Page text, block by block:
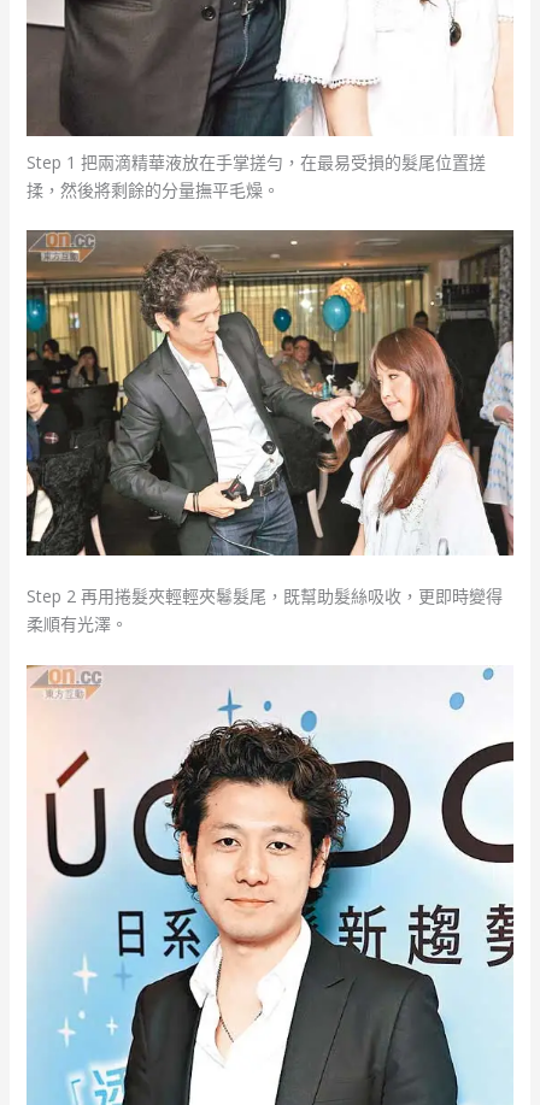
Step 1 把兩滴精華液放在手掌搓勻，在最易受損的髮尾位置搓
揉，然後將剩餘的分量撫平毛燥。
Step 2 再用捲髮夾輕輕夾鬈髮尾，既幫助髮絲吸收，更即時變得
柔順有光澤。